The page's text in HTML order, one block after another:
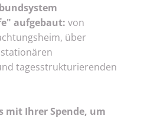
aufgebaut: von
über
tagesstrukturierenden
mit Ihrer Spende, um